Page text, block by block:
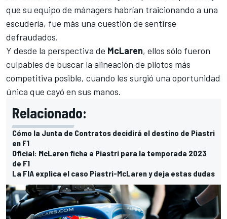
que su equipo de mánagers habrían traicionando a una
escudería, fue más una cuestión de sentirse
defraudados.
Y desde la perspectiva de McLaren, ellos sólo fueron
culpables de buscar la alineación de pilotos más
competitiva posible, cuando les surgió una oportunidad
única que cayó en sus manos.
Relacionado:
Cómo la Junta de Contratos decidirá el destino de Piastri
en F1
Oficial: McLaren ficha a Piastri para la temporada 2023
de F1
La FIA explica el caso Piastri-McLaren y deja estas dudas